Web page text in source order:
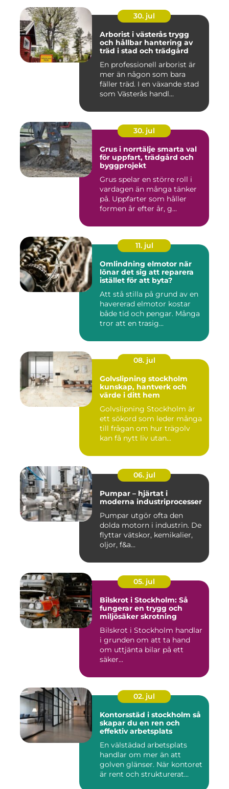
30. jul
Arborist i västerås trygg
och hållbar hantering av
träd i stad och trädgård
En professionell arborist är
mer än någon som bara
fäller träd. I en växande stad
som Västerås handl...
30. jul
Grus i norrtälje smarta val
för uppfart, trädgård och
byggprojekt
Grus spelar en större roll i
vardagen än många tänker
på. Uppfarter som håller
formen år efter år, g...
11. jul
Omlindning elmotor när
lönar det sig att reparera
istället för att byta?
Att stå stilla på grund av en
havererad elmotor kostar
både tid och pengar. Många
tror att en trasig...
08. jul
Golvslipning stockholm
kunskap, hantverk och
värde i ditt hem
Golvslipning Stockholm är
ett sökord som leder många
till frågan om hur trägolv
kan få nytt liv utan...
06. jul
Pumpar – hjärtat i
moderna industriprocesser
Pumpar utgör ofta den
dolda motorn i industrin. De
flyttar vätskor, kemikalier,
oljor, f&a...
05. jul
Bilskrot i Stockholm: Så
fungerar en trygg och
miljösäker skrotning
Bilskrot i Stockholm handlar
i grunden om att ta hand
om uttjänta bilar på ett
säker...
02. jul
Kontorsstäd i stockholm så
skapar du en ren och
effektiv arbetsplats
En välstädad arbetsplats
handlar om mer än att
golven glänser. När kontoret
är rent och strukturerat...